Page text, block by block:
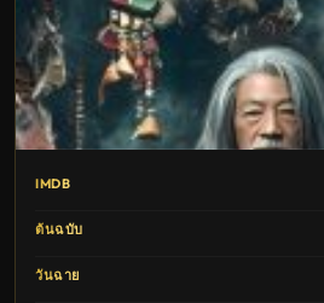
IMDB
ต้นฉบับ
วันฉาย